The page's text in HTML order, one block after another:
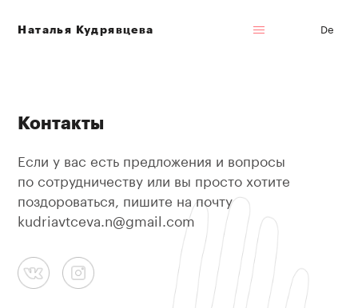
Наталья Кудрявцева De
Контакты
Если у вас есть предложения и вопросы
по сотрудничеству или вы просто хотите
поздороваться, пишите на почту
kudriavtceva.n@gmail.com